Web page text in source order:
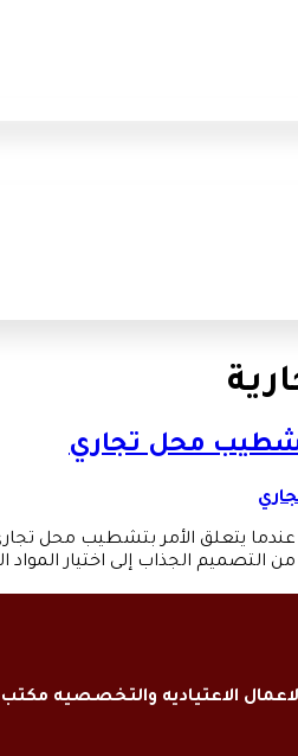
تشطيب محل تجاري
يتعلق الأمر بتشطيب محل
من التصميم الجذاب إلى اختيار
الاعتياديه والتخصصيه